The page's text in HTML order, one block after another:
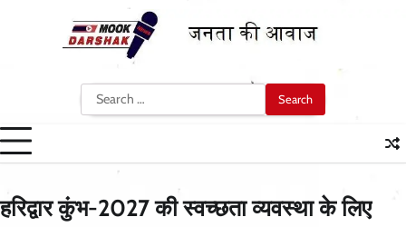
Search
for:
हरिद्वार कुंभ-2027 की स्वच्छता व्यवस्था के लिए